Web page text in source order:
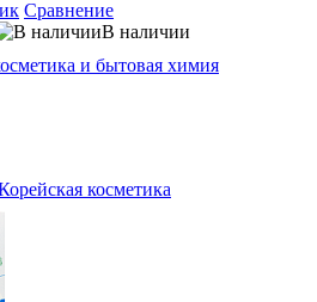
Сравнение
В наличии
и бытовая химия
косметика